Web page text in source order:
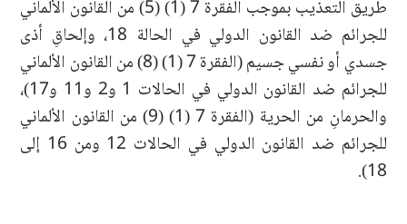
طريق التعذيب بموجب الفقرة 7 (1) (5) من القانون الألماني
للجرائم ضد القانون الدولي في الحالة 18، وإلحاقِ أذى
جسدي أو نفسي جسيم (الفقرة 7 (1) (8) من القانون الألماني
للجرائم ضد القانون الدولي في الحالات 1 و2 و11 و17)،
والحرمانِ من الحرية (الفقرة 7 (1) (9) من القانون الألماني
للجرائم ضد القانون الدولي في الحالات 12 ومن 16 إلى
18).